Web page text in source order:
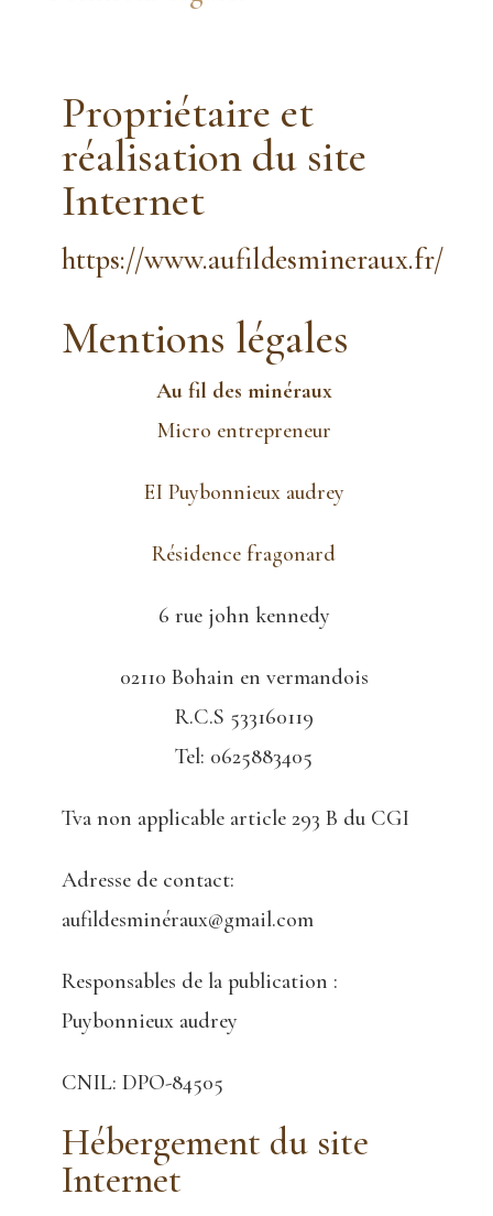
Propriétaire et
réalisation du site
Internet
https://www.aufildesmineraux.fr/
Mentions légales
Au fil des minéraux
Micro entrepreneur
EI Puybonnieux audrey
Résidence fragonard
6 rue john kennedy
02110 Bohain en vermandois
R.C.S 533160119
Tel: 0625883405
Tva non applicable article 293 B du CGI
Adresse de contact:
aufildesminéraux@gmail.com
Responsables de la publication :
Puybonnieux audrey
CNIL: DPO-84505
Hébergement du site
Internet